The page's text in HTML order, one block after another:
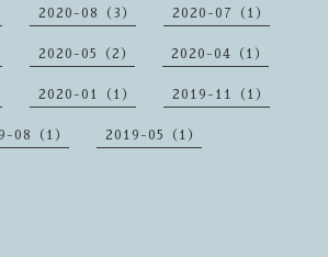
2020-08（3） 2020-07（1）
2020-05（2） 2020-04（1）
2020-01（1） 2019-11（1）
08（1） 2019-05（1）